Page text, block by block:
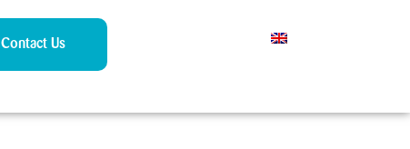
Contact Us